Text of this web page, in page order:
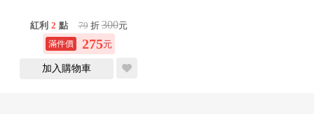
紅利 2 點 79 折300元
275元
加入購物車